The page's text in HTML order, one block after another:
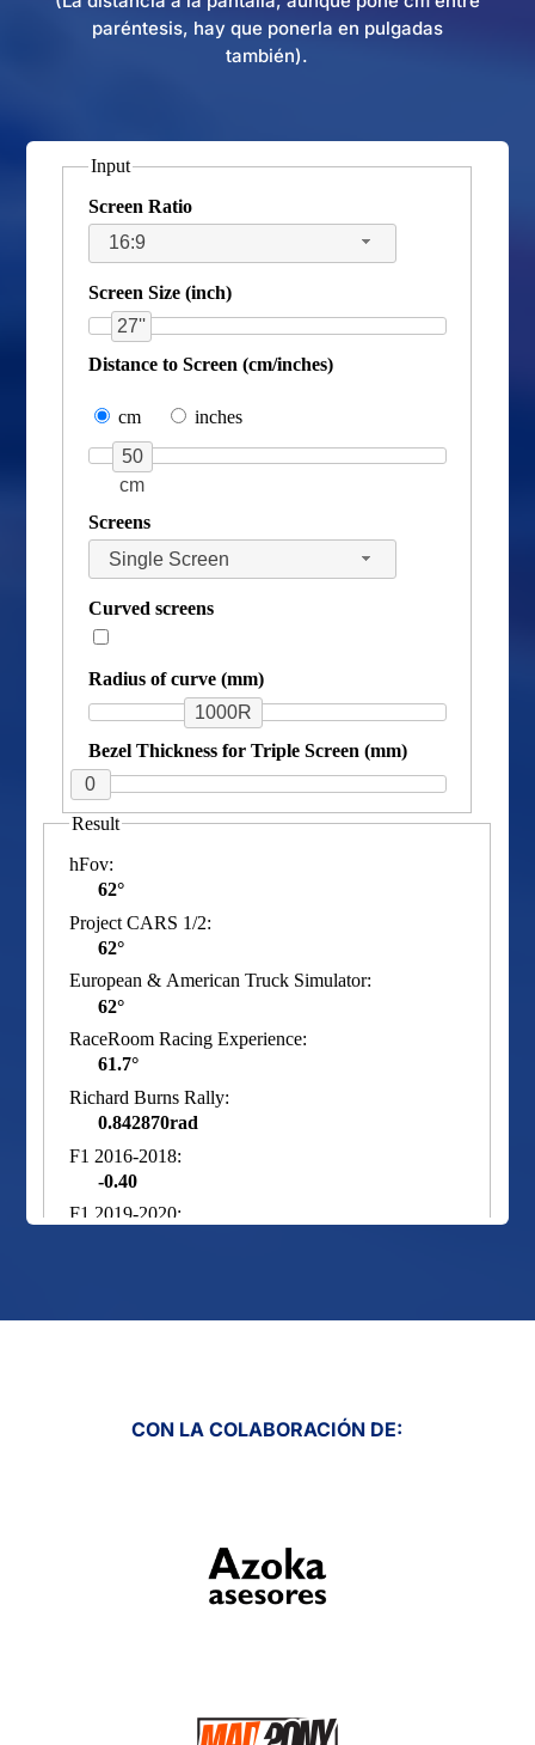
paréntesis, hay que ponerla en pulgadas
también).
CON LA COLABORACIÓN DE: